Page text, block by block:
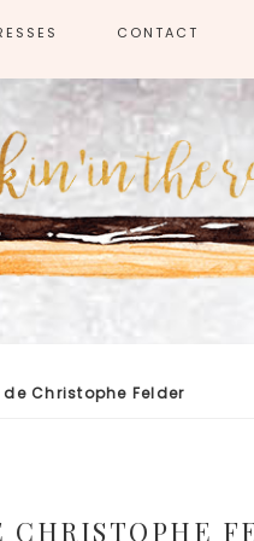
CONTACT
Christophe Felder